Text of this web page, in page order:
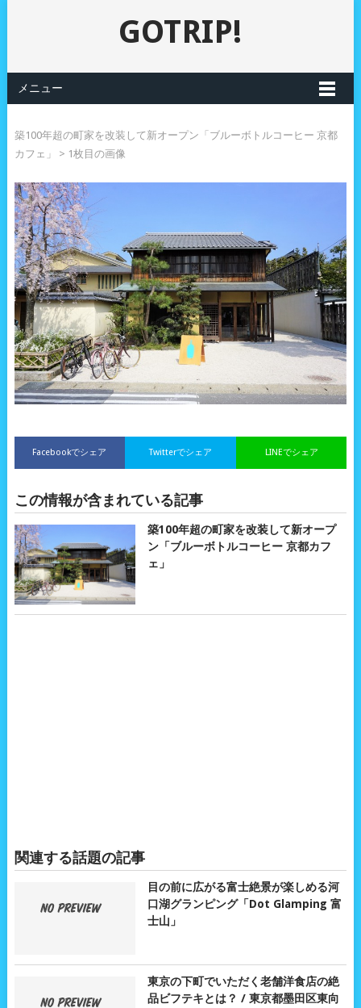
GOTRIP!
メニュー
築100年超の町家を改装して新オープン「ブルーボトルコーヒー 京都
カフェ」
> 1枚目の画像
Facebookでシェア LINEでシェア
Twitterでシェア
この情報が含まれている記事
築100年超の町家を改装して新オープ
ン「ブルーボトルコーヒー 京都カフ
ェ」
関連する話題の記事
目の前に広がる富士絶景が楽しめる河
口湖グランピング「Dot Glamping 富
士山」
東京の下町でいただく老舗洋食店の絶
品ビフテキとは？ / 東京都墨田区東向